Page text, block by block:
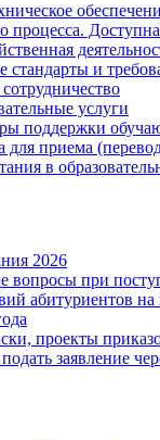
процесса.
стандарты и
услуги
поддержки
для приема
в
2026
вопросы при
абитуриентов
проекты
заявление